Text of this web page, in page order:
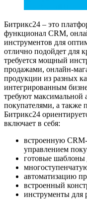
Битрикс24 – это
функционал CRM,
инструментов для
отлично подойдет для
требуется мощный
продажами, онлайн-
продукции из разных
интегрированным
требуют максимальной
покупателями, а также
Битрикс24
включает в себя:
встроенную
управлением
готовые шаблоны
автоматизацию
встроенный
инструменты для